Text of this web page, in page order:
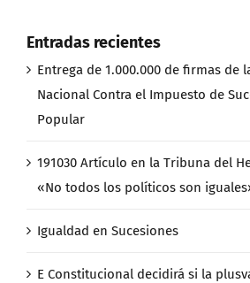
Entradas recientes
Entrega de 1.000.000 de firmas de
Nacional Contra el Impuesto de
Popular
191030 Artículo en la Tribuna del
«No todos los políticos son
Igualdad en Sucesiones
E Constitucional decidirá si la